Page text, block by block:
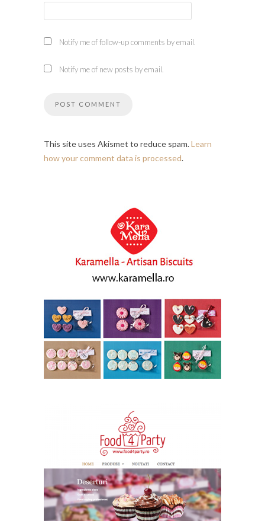
Notify me of follow-up comments by email.
Notify me of new posts by email.
This site uses Akismet to reduce spam.Learn
how your comment data is processed.